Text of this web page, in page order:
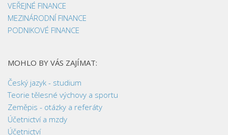
VEŘEJNÉ FINANCE
MEZINÁRODNÍ FINANCE
PODNIKOVÉ FINANCE
MOHLO BY VÁS ZAJÍMAT:
Český jazyk - studium
Teorie tělesné výchovy a sportu
Zeměpis - otázky a referáty
Účetnictví a mzdy
Účetnictví